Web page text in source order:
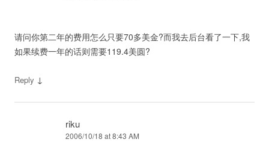
请问你第二年的费用怎么只要70多美金?而我去后台看了一下,我
如果续费一年的话则需要119.4美圆?
Reply ↓
riku
2006/10/18 at 8:43 AM